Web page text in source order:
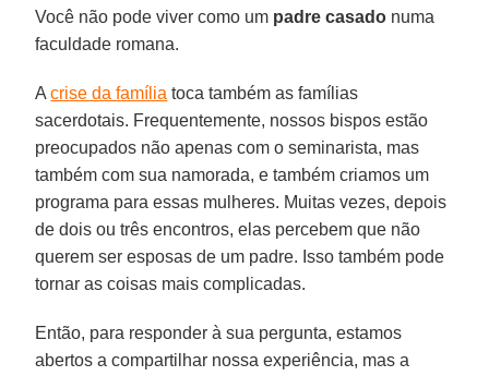
Você não pode viver como um padre casado numa
faculdade romana.
Acrise da família toca também as famílias
sacerdotais. Frequentemente, nossos bispos estão
preocupados não apenas com o seminarista, mas
também com sua namorada, e também criamos um
programa para essas mulheres. Muitas vezes, depois
de dois ou três encontros, elas percebem que não
querem ser esposas de um padre. Isso também pode
tornar as coisas mais complicadas.
Então, para responder à sua pergunta, estamos
abertos a compartilhar nossa experiência, mas a